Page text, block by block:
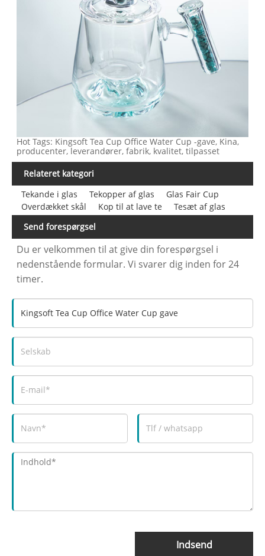
Hot Tags: Kingsoft Tea Cup Office Water Cup -gave, Kina,
producenter, leverandører, fabrik, kvalitet, tilpasset
Relateret kategori
Tekande i glas
Tekopper af glas
Glas Fair Cup
Overdækket skål
Kop til at lave te
Tesæt af glas
Send forespørgsel
Du er velkommen til at give din forespørgsel i
nedenstående formular. Vi svarer dig inden for 24
timer.
Indsend